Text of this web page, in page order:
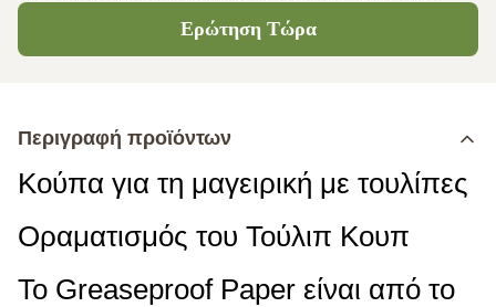
Ερώτηση Τώρα
Περιγραφή προϊόντων
Κούπα για τη μαγειρική με τουλίπες
Οραματισμός του Τούλιπ Κουπ
Το Greaseproof Paper είναι από το